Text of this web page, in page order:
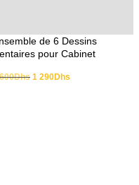
de 6 Dessins
pour Cabinet
Dhs 1 290Dhs